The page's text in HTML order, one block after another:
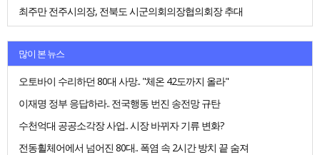
최주만 전주시의장, 전북도 시군의회의장협의회장 추대
많이 본 뉴스
오토바이 수리하던 80대 사망.. "체온 42도까지 올라"
이재명 정부 응답하라.. 전국행동 번진 송전망 규탄
수천억대 공공소각장 사업.. 시장 바뀌자 기류 변화?
전동휠체어에서 넘어진 80대.. 폭염 속 2시간 방치 끝 숨져